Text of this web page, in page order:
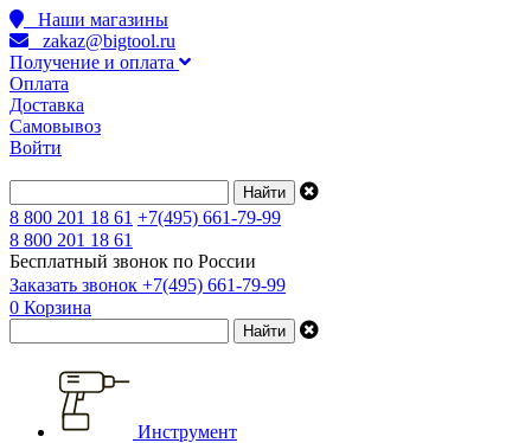
Наши магазины
zakaz@bigtool.ru
Получение и оплата
Оплата
Доставка
Самовывоз
Войти
8 800 201 18 61 +7(495) 661-79-99
8 800 201 18 61
Бесплатный звонок по России
Заказать звонок +7(495) 661-79-99
0 Корзина
Инструмент